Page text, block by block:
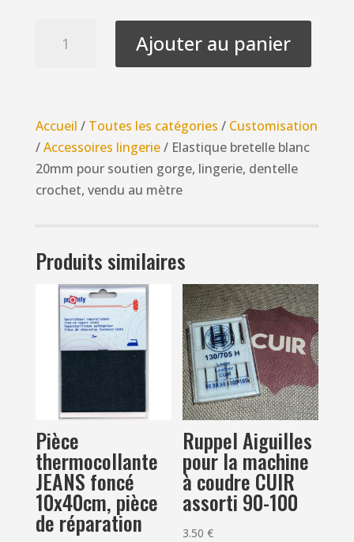
20mm
pour
soutien
gorge,
lingerie,
crochet,
vendu
mètre
Ajouter au panier
Accueil / Toutes les catégories / Customisation
/Accessoires lingerie/ Elastique bretelle blanc
20mm pour soutien gorge, lingerie, dentelle
crochet, vendu au mètre
Produits similaires
Pièce
thermocollante
JEANS foncé
10x40cm, pièce
de réparation
Ruppel Aiguilles
pour la machine
à coudre CUIR
assorti 90-100
3.50€